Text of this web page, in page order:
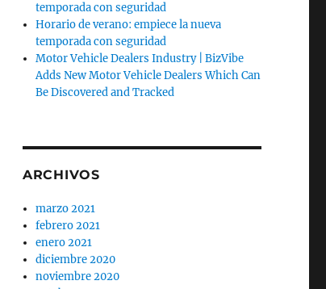
temporada con seguridad
Horario de verano: empiece la nueva
temporada con seguridad
Motor Vehicle Dealers Industry | BizVibe
Adds New Motor Vehicle Dealers Which Can
Be Discovered and Tracked
ARCHIVOS
marzo 2021
febrero 2021
enero 2021
diciembre 2020
noviembre 2020